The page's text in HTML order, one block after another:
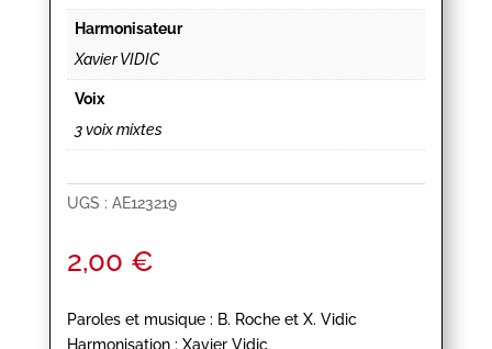
Harmonisateur
Xavier VIDIC
Voix
3 voix mixtes
UGS : AE123219
2,00 €
Paroles et musique : B. Roche et X. Vidic
Harmonisation : Xavier Vidic